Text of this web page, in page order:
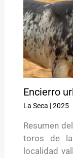
Encierro
La Seca |2025
Resumen
toros de
localidad